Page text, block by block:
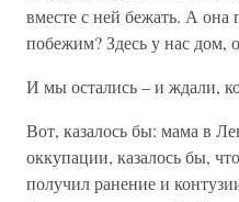
вместе с ней бежать. А
побежим? Здесь у нас дом,
И мы остались – и ждали,
Вот, казалось бы: мама в
оккупации, казалось бы,
получил ранение и